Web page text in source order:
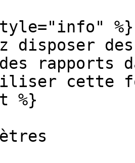
%}
disposer
rapports
cette
%}